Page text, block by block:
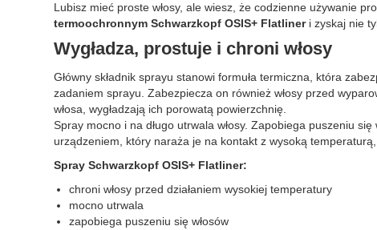
Lubisz mieć proste włosy, ale wiesz, że codzienne używanie
termoochronnym Schwarzkopf OSIS+ Flatlineri zyskaj nie
Wygładza, prostuje i chroni włosy
Główny składnik sprayu stanowi formuła termiczna, która
zadaniem sprayu. Zabezpiecza on również włosy przed
włosa, wygładzają ich porowatą powierzchnię.
Spray mocno i na długo utrwala włosy. Zapobiega puszeniu
urządzeniem, który naraża je na kontakt z wysoką
Spray Schwarzkopf OSIS+ Flatliner:
chroni włosy przed działaniem wysokiej temperatury
mocno utrwala
zapobiega puszeniu się włosów